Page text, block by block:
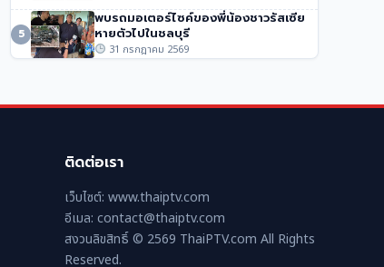
5
พบรถมอเตอร์ไซค์ของพี่น้องชาวรัสเซีย
หายตัวไปในชลบุรี
31 กรกฎาคม 2569
ติดต่อเรา
เว็บไซต์: www.thaiptv.com
อีเมล: contact@thaiptv.com
สงวนลิขสิทธิ์ © 2569 ThaiPTV.com All Rights
Reserved.